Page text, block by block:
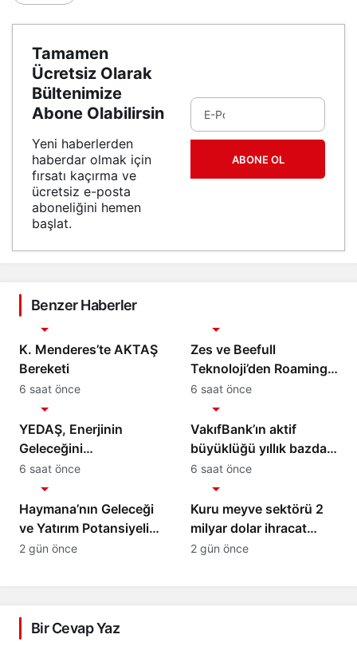
Tamamen
Ücretsiz Olarak
Bültenimize
Abone Olabilirsin
Yeni haberlerden
haberdar olmak için
fırsatı kaçırma ve
ücretsiz e-posta
aboneliğini hemen
başlat.
ABONE OL
Benzer Haberler
K. Menderes’te AKTAŞ
Bereketi
6 saat önce
Zes ve Beefull
Teknoloji’den Roaming
İş Birliği
6 saat önce
YEDAŞ, Enerjinin
Geleceğini
Şekillendirecek Genç
Yetenekleri Arıyor
6 saat önce
VakıfBank’ın aktif
büyüklüğü yıllık bazda
yüzde 28 artışla 5,8
trilyon TL’yi aştı
6 saat önce
Haymana’nın Geleceği
ve Yatırım Potansiyeli
Masaya Yatırıldı
2 gün önce
Kuru meyve sektörü 2
milyar dolar ihracat
hedefi için Ankara’dan
2 gün önce
Bir Cevap Yaz